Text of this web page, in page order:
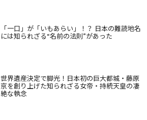
「一口」が「いもあらい」！？ 日本の難読地名
には知られざる“名前の法則”があった
世界遺産決定で脚光！日本初の巨大都城・藤原
京を創り上げた知られざる女帝・持統天皇の凄
絶な執念